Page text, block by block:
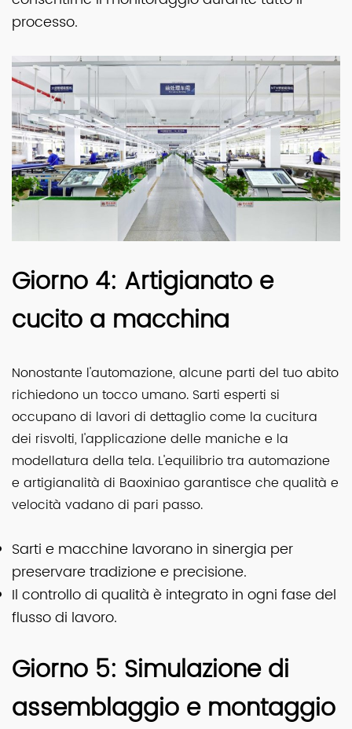
processo.
Giorno 4: Artigianato e
cucito a macchina
Nonostante l'automazione, alcune parti del tuo abito
richiedono un tocco umano. Sarti esperti si
occupano di lavori di dettaglio come la cucitura
dei risvolti, l'applicazione delle maniche e la
modellatura della tela. L'equilibrio tra automazione
e artigianalità di Baoxiniao garantisce che qualità e
velocità vadano di pari passo.
Sarti e macchine lavorano in sinergia per
preservare tradizione e precisione.
Il controllo di qualità è integrato in ogni fase del
flusso di lavoro.
Giorno 5: Simulazione di
assemblaggio e montaggio